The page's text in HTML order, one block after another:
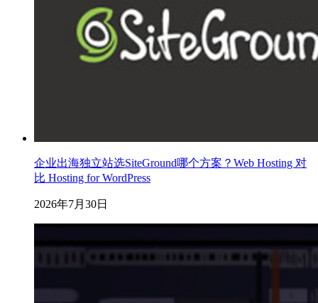
企业出海独立站选SiteGround哪个方案？Web Hosting 对
比 Hosting for WordPress
2026年7月30日